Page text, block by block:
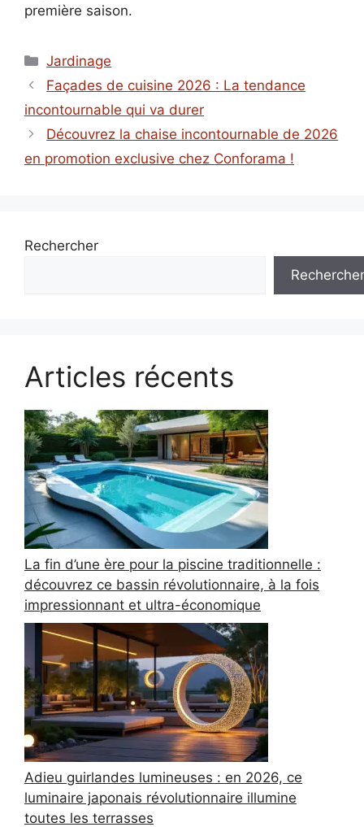
première saison.
Catégories
Jardinage
Façades de cuisine 2026 : La tendance
incontournable qui va durer
Découvrez la chaise incontournable de 2026
en promotion exclusive chez Conforama !
Rechercher
Rechercher
Articles récents
La fin d’une ère pour la piscine traditionnelle :
découvrez ce bassin révolutionnaire, à la fois
impressionnant et ultra-économique
Adieu guirlandes lumineuses : en 2026, ce
luminaire japonais révolutionnaire illumine
toutes les terrasses